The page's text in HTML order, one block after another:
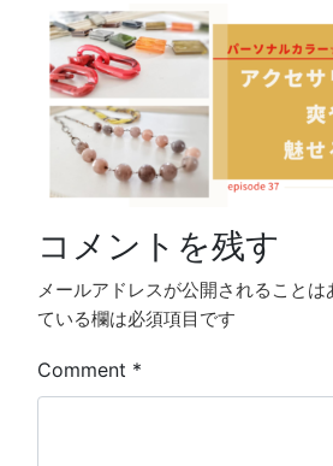
コメントを残す
メールアドレスが公開されることは
ている欄は必須項目です
Comment *